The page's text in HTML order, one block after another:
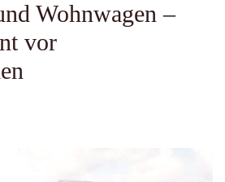
Wohnwagen –
vor